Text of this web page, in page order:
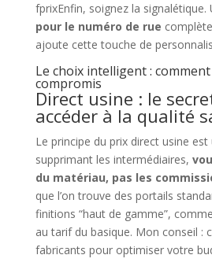
fprixEnfin, soignez la signalétique.
pour le numéro de rue
ajoute cette touche de
Le choix intelligent :
compromis
Direct usine : le
accéder à la qualité
Le principe du prix direct usine est
supprimant les intermédiaires,
du matériau, pas les
que l’on trouve des portails
finitions “haut de gamme”,
au tarif du basique. Mon conseil :
fabricants pour optimiser votre